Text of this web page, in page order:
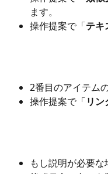
ます。
操作提案で「テキ
2番目のアイテム
操作提案で「リン
もし説明が必要